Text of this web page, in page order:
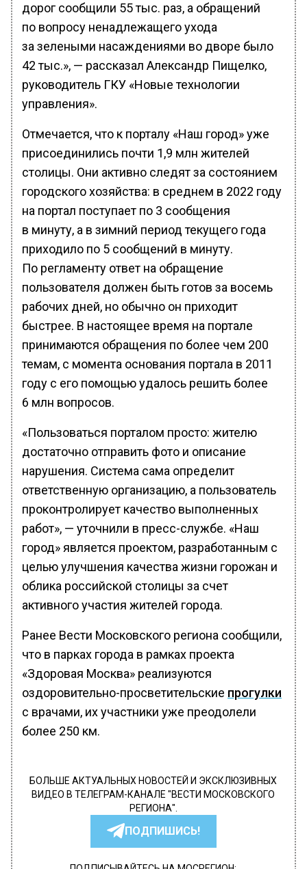
дорог сообщили 55 тыс. раз, а обращений
по вопросу ненадлежащего ухода
за зелеными насаждениями во дворе было
42 тыс.», — рассказал Александр Пищелко,
руководитель ГКУ «Новые технологии
управления».
Отмечается, что к порталу «Наш город» уже
присоединились почти 1,9 млн жителей
столицы. Они активно следят за состоянием
городского хозяйства: в среднем в 2022 году
на портал поступает по 3 сообщения
в минуту, а в зимний период текущего года
приходило по 5 сообщений в минуту.
По регламенту ответ на обращение
пользователя должен быть готов за восемь
рабочих дней, но обычно он приходит
быстрее. В настоящее время на портале
принимаются обращения по более чем 200
темам, с момента основания портала в 2011
году с его помощью удалось решить более
6 млн вопросов.
«Пользоваться порталом просто: жителю
достаточно отправить фото и описание
нарушения. Система сама определит
ответственную организацию, а пользователь
проконтролирует качество выполненных
работ», — уточнили в пресс-службе. «Наш
город» является проектом, разработанным с
целью улучшения качества жизни горожан и
облика российской столицы за счет
активного участия жителей города.
Ранее Вести Московского региона сообщили,
что в парках города в рамках проекта
«Здоровая Москва» реализуются
оздоровительно-просветительские прогулки
с врачами, их участники уже преодолели
более 250 км.
БОЛЬШЕ АКТУАЛЬНЫХ НОВОСТЕЙ И ЭКСКЛЮЗИВНЫХ
ВИДЕО В ТЕЛЕГРАМ-КАНАЛЕ "ВЕСТИ МОСКОВСКОГО
РЕГИОНА".
ПОДПИШИСЬ!